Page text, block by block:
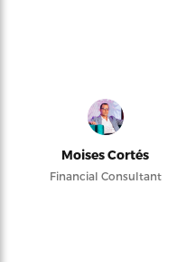
Moises Cortés
Financial Consultant